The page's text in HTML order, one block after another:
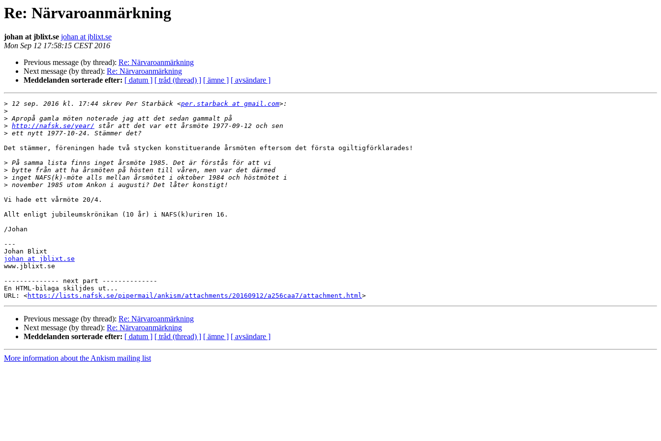
Re: Närvaroanmärkning
johan at jblixt.se johan at jblixt.se
Mon Sep 12 17:58:15 CEST 2016
Previous message (by thread): Re: Närvaroanmärkning
Next message (by thread): Re: Närvaroanmärkning
Meddelanden sorterade efter: [ datum ] [ tråd (thread) ] [ ämne ] [ avsändare ]
> 12 sep. 2016 kl. 17:44 skrev Per Starbäck <per.starback at gmail.com
>
>
> http://nafsk.se/year/
>
Det stämmer, föreningen hade två stycken konstituerande årsmöten eftersom det första ogiltigförklarades!
>
>
>
>
Vi hade ett vårmöte 20/4.
Allt enligt jubileumskrönikan (10 år) i NAFS(k)uriren 16.
/Johan
---
johan at jblixt.se
www.jblixt.se
-------------- next part --------------
En HTML-bilaga skiljdes ut...
URL: <https://lists.nafsk.se/pipermail/ankism/attachments/20160912/a256caa7/attachment.html
Previous message (by thread): Re: Närvaroanmärkning
Next message (by thread): Re: Närvaroanmärkning
Meddelanden sorterade efter: [ datum ] [ tråd (thread) ] [ ämne ] [ avsändare ]
More information about the Ankism mailing list